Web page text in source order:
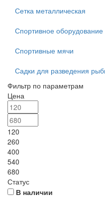
Сетка металлическая
Спортивное оборудование
Спортивные мячи
Садки для разведения
Фильтр по параметрам
Цена
120
260
400
540
680
Статус
В наличии